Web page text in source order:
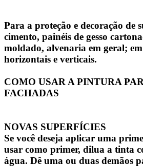
Para a proteção e decoração de
cimento, painéis de gesso
moldado, alvenaria em geral;
horizontais e verticais.
COMO USAR A PINTURA
FACHADAS
NOVAS SUPERFÍCIES
Se você deseja aplicar uma
usar como primer, dilua a tinta
água. Dê uma ou duas demãos